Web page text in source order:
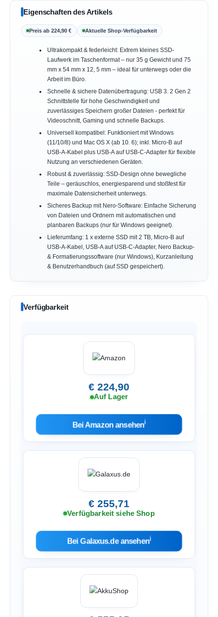
Eigenschaften des Artikels
Preis ab 224,90 € Aktuelle Shop-Verfügbarkeit
Ultrakompakt & federleicht: Extrem kleines SSD-
Laufwerk im Taschenformat – nur 35 g Gewicht und 75
mm x 54 mm x 12, 5 mm – ideal für unterwegs oder die
Arbeit im Büro.
Schnelle & sichere Datenübertragung: USB 3. 2 Gen 2
Schnittstelle für hohe Geschwindigkeit und
zuverlässiges Speichern großer Dateien - perfekt für
Videoschnitt, Gaming und schnelle Backups.
Universell kompatibel: Funktioniert mit Windows
(11/10/8) und Mac OS X (ab 10. 6); inkl. Micro-B auf
USB-A-Kabel plus USB-A auf USB-C-Adapter für flexible
Nutzung an verschiedenen Geräten.
Robust & zuverlässig: SSD-Design ohne bewegliche
Teile – geräuschlos, energiesparend und stoßfest für
maximale Datensicherheit unterwegs.
Sicheres Backup mit Nero-Software: Einfache Sicherung
von Dateien und Ordnern mit automatischen und
planbaren Backups (nur für Windows geeignet).
Lieferumfang: 1 x externe SSD mit 2 TB, Micro-B auf
USB-A-Kabel, USB-A auf USB-C-Adapter, Nero Backup-
& Formatierungssoftware (nur Windows), Kurzanleitung
& Benutzerhandbuch (auf SSD gespeichert).
Verfügbarkeit
€ 224,90
Auf Lager
Bei Amazon ansehenℹ︎
€ 255,71
Verfügbarkeit siehe Shop
Bei Galaxus.de ansehenℹ︎